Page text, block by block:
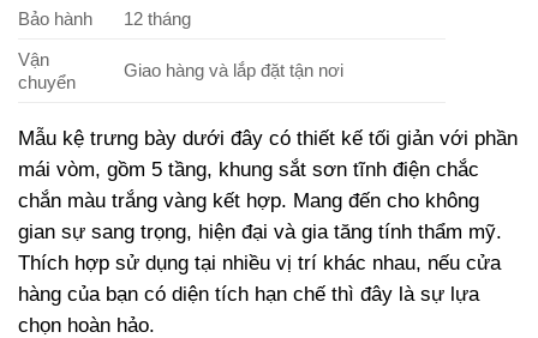
Bảo hành
12 tháng
Vận
chuyển
Giao hàng và lắp đặt tận nơi
Mẫu kệ trưng bày dưới đây có thiết kế tối giản với phần
mái vòm, gồm 5 tầng, khung sắt sơn tĩnh điện chắc
chắn màu trắng vàng kết hợp. Mang đến cho không
gian sự sang trọng, hiện đại và gia tăng tính thẩm mỹ.
Thích hợp sử dụng tại nhiều vị trí khác nhau, nếu cửa
hàng của bạn có diện tích hạn chế thì đây là sự lựa
chọn hoàn hảo.